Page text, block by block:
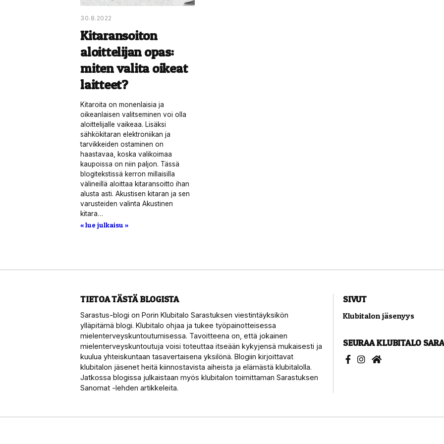
30.8.2022
Kitaransoiton
aloittelijan opas:
miten valita oikeat
laitteet?
Kitaroita on monenlaisia ja
oikeanlaisen valitseminen voi olla
aloittelijalle vaikeaa. Lisäksi
sähkökitaran elektroniikan ja
tarvikkeiden ostaminen on
haastavaa, koska valikoimaa
kaupoissa on niin paljon. Tässä
blogitekstissä kerron millaisilla
välineillä aloittaa kitaransoitto ihan
alusta asti. Akustisen kitaran ja sen
varusteiden valinta Akustinen
kitara…
« lue julkaisu »
TIETOA TÄSTÄ BLOGISTA
Sarastus-blogi on Porin Klubitalo Sarastuksen viestintäyksikön
ylläpitämä blogi. Klubitalo ohjaa ja tukee työpainotteisessa
mielenterveyskuntoutumisessa. Tavoitteena on, että jokainen
mielenterveyskuntoutuja voisi toteuttaa itseään kykyjensä mukaisesti ja
kuulua yhteiskuntaan tasavertaisena yksilönä. Blogiin kirjoittavat
klubitalon jäsenet heitä kiinnostavista aiheista ja elämästä klubitalolla.
Jatkossa blogissa julkaistaan myös klubitalon toimittaman Sarastuksen
Sanomat -lehden artikkeleita.
SIVUT
Klubitalon jäsenyys
SEURAA KLUBITALO